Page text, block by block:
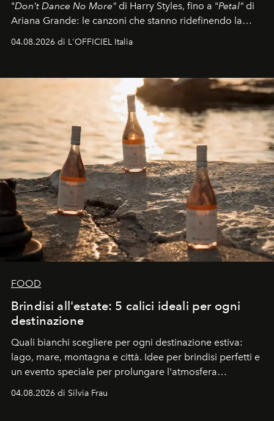
"Don't Dance No More" di Harry Styles, fino a "Petal" di
Ariana Grande: le canzoni che stanno ridefinendo la
04.08.2026 di L'OFFICIEL Italia
FOOD
Brindisi all'estate: 5 calici ideali per ogni
destinazione
Quali bianchi scegliere per ogni destinazione estiva:
lago, mare, montagna e città. Idee per brindisi perfetti e
un evento speciale per prolungare l'atmosfera
04.08.2026 di Silvia Frau